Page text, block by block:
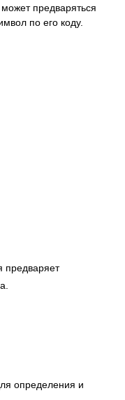
предваряться
по его коду.
предваряет
определения и